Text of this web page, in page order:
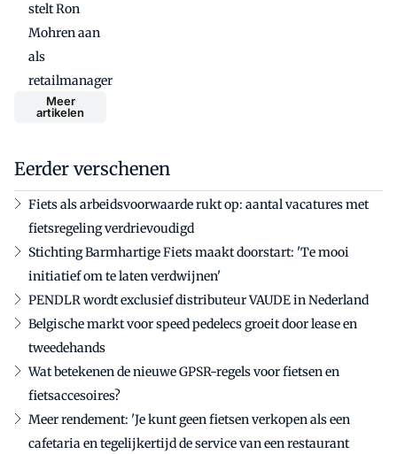
stelt Ron
Mohren aan
als
retailmanager
Meer
artikelen
Eerder verschenen
Fiets als arbeidsvoorwaarde rukt op: aantal vacatures met
fietsregeling verdrievoudigd
Stichting Barmhartige Fiets maakt doorstart: 'Te mooi
initiatief om te laten verdwijnen'
PENDLR wordt exclusief distributeur VAUDE in Nederland
Belgische markt voor speed pedelecs groeit door lease en
tweedehands
Wat betekenen de nieuwe GPSR-regels voor fietsen en
fietsaccesoires?
Meer rendement: 'Je kunt geen fietsen verkopen als een
cafetaria en tegelijkertijd de service van een restaurant